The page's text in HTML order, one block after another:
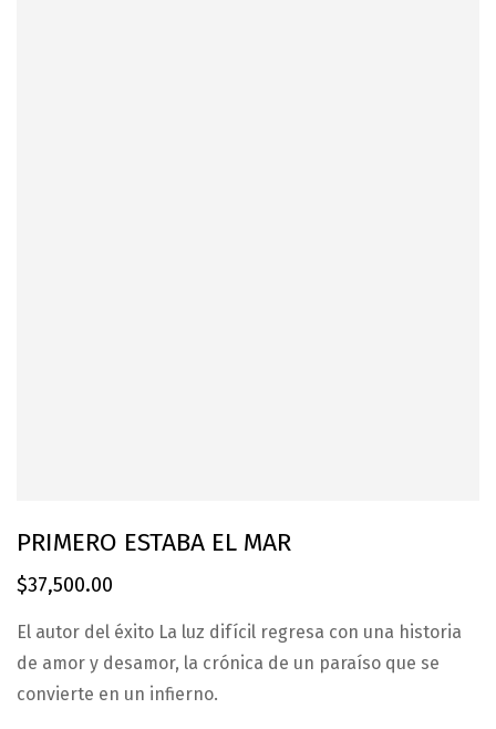
PRIMERO ESTABA EL MAR
$37,500.00
El autor del éxito La luz difícil regresa con una historia
de amor y desamor, la crónica de un paraíso que se
convierte en un infierno.